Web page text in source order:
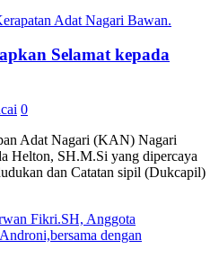
Selamat kepada
0
Adat Nagari (KAN) Nagari
Helton, SH.M.Si yang dipercaya
dan Catatan sipil (Dukcapil)